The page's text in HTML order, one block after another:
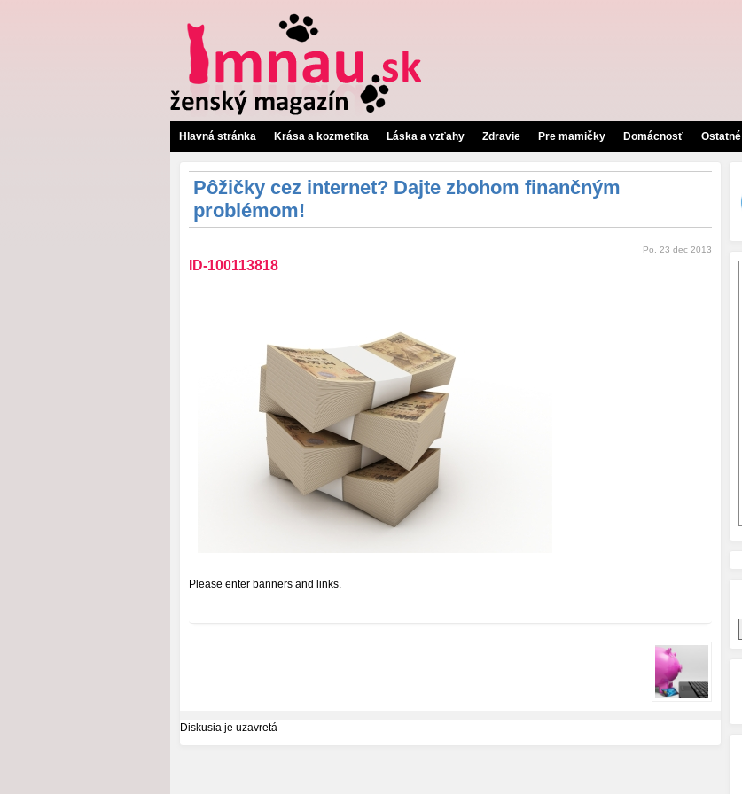
Hlavná stránka Krása a kozmetika Láska a vzťahy Zdravie Pre mamičky Domácnosť Ostatné
Pôžičky cez internet? Dajte zbohom finančným
problémom!
Po, 23 dec 2013
ID-100113818
Please enter banners and links.
Diskusia je uzavretá